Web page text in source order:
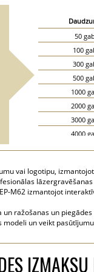
50
100
300
500
1000
2000
3000
4000
vai logotipu,
M62 izmantojot
ražošanas un
modeli un veikt